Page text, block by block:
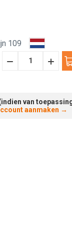
109
Hoeveelheid
van
aanmaken →